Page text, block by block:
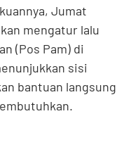
Jumat
mengatur lalu
(Pos Pam) di
sisi
bantuan langsung